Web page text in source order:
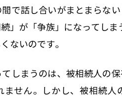
で話し合いがまとまらな
」が「争族」になってしま
ないのです。
てしまうのは、被相続人の
ません。しかし、被相続